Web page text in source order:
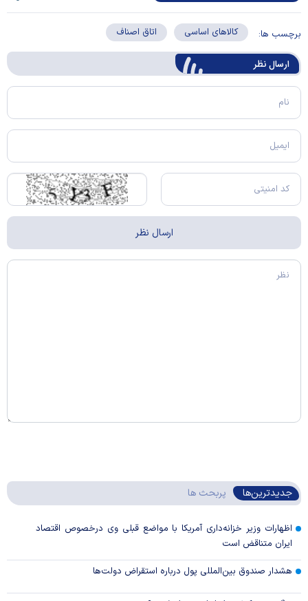
برچسب ها: کالاهای اساسی اتاق اصناف
ارسال‌ نظر
جدیدترین‌ها پربحث ها
اظهارات وزیر خزانه‌داری آمریکا با مواضع قبلی وی درخصوص اقتصاد
ایران متناقض است
هشدار صندوق بین‌المللی پول درباره استقراض دولت‌ها